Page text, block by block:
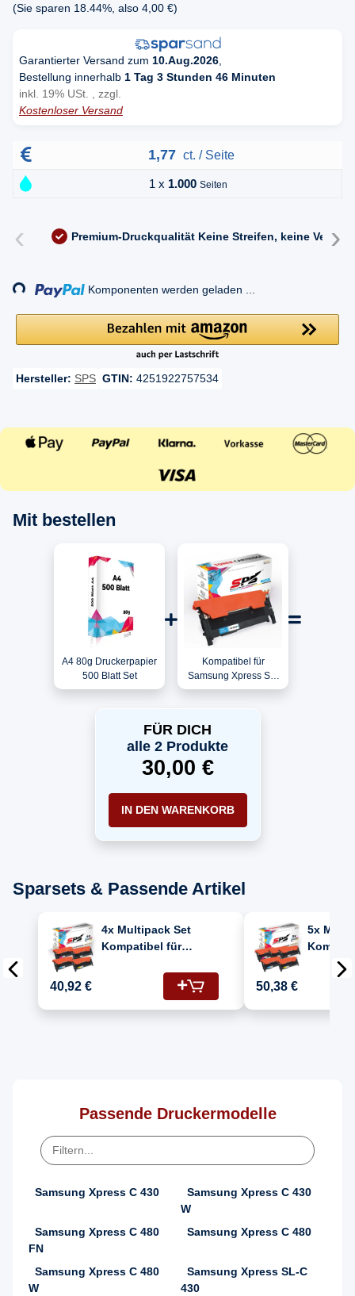
(Sie sparen 18.44% , also 4,00 €)
Garantierter Versand zum 10.Aug.2026
Bestellung innerhalb 1 Tag 3 Stunden 46 Minuten
inkl. 19% USt. , zzgl.
Kostenloser Versand
1,77 ct. / Seite
1 x 1.000 Seiten
‹ Premium-Druckqualität Keine Streifen, keine ›
Loading... Komponenten werden geladen ...
Hersteller: SPS GTIN: 4251922757534
Mit bestellen
A4 80g Druckerpapier
500 Blatt Set
Kompatibel für
Samsung Xpress SL-
C430W
Toner Cyan
FÜR DICH
alle 2 Produkte
30,00 €
IN DEN WARENKORB
Sparsets & Passende Artikel
4x Multipack Set
Kompatibel für
430 W (CLT-C404S,
CLT-M404S, CLT-
Y404S, CLT-K404S)
40,92 €
5x
430 W
Y404S,
50,38 €
Passende Druckermodelle
Samsung Xpress C 430
Samsung Xpress C 430
W
Samsung Xpress C 480
FN
Samsung Xpress C 480
Samsung Xpress C 480
W
Samsung Xpress SL-C
430